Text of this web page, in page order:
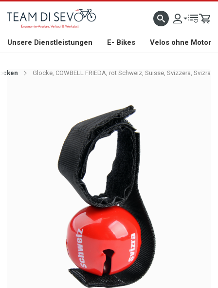
WILLKOMMEN GROSSE AUSWAHL AN RENNRÄDERN, GRAVEL, E-BIKES UND
Unsere Dienstleistungen E- Bikes Velos ohne Motor
Glocke, COWBELL FRIEDA, rot Schweiz, Suisse, Svizzera, Svizra